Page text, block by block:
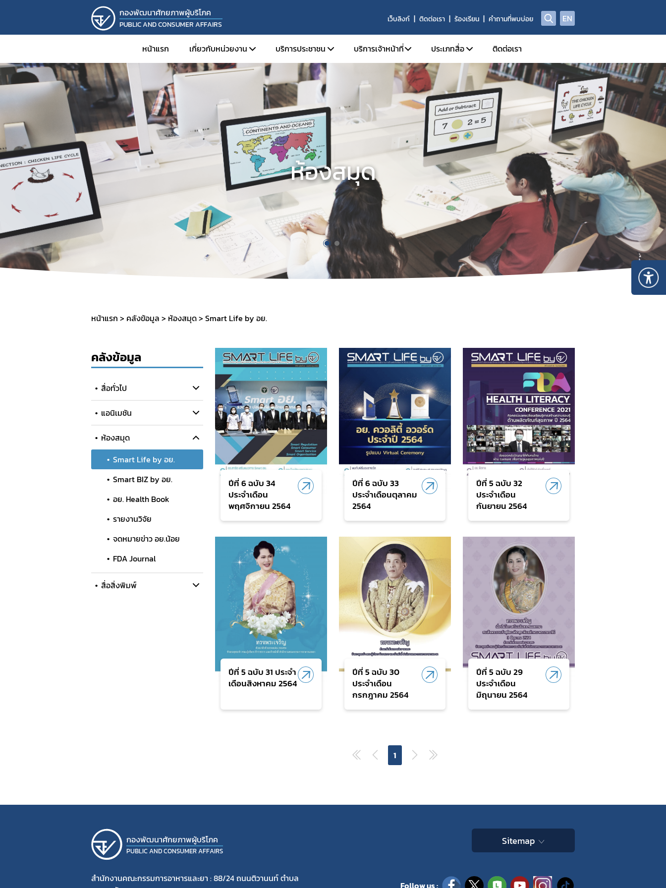
กองพัฒนาศักยภาพผู้บริโภค
PUBLIC AND CONSUMER AFFAIRS
เว็บลิงก์ ติดต่อเรา ร้องเรียน คำถามที่พบบ่อย EN
หน้าแรก เกี่ยวกับหน่วยงาน
วิสัยทัศน์ พันธกิจ และหน้าที่ความรับผิดชอบ
โครงสร้าง
บุคลากร
รายงานประจำปี
งานวิจัย
โครงการที่เกี่ยวข้อง
กิจกรรม
SOP
บริการประชาชน
ตรวจสอบผลิตภัณฑ์
คำถามที่พบบ่อย (FAQs)
ร้องเรียน
บริการเจ้าหน้าที่
SKYNET
รายงานการวิเคราะห์ข่าวประจำวัน
รายงานผลการดำเนินงานด้านข่าวประจำสัปดาห์
รายงานผลการดำเนินงานด้านข่าวประจำเดือน
จองห้องประชุมห้องอบรม
ประเภทสื่อ
ข่าวแจก
อินโฟกราฟิก
Check Sure Share
ผลิตภัณฑ์ผิดกฎหมาย
แอนิเมชัน
ติดต่อเรา
ห้องสมุด
หน้าแรก คลังข้อมูล ห้องสมุด Smart Life by อย.
คลังข้อมูล
สื่อทั่วไป
แอนิเมชัน
ห้องสมุด
Smart Life by อย.
Smart BIZ by อย.
อย. Health Book
รายงานวิจัย
จดหมายข่าว อย.น้อย
FDA Journal
สื่อสิ่งพิมพ์
ปีที่ 6 ฉบับ 34
ประจำเดือน
พฤศจิกายน 2564
ปีที่ 6 ฉบับ 33
ประจำเดือนตุลาคม
2564
ปีที่ 5 ฉบับ 32
ประจำเดือน
กันยายน 2564
ปีที่ 5 ฉบับ 31 ประจำ
เดือนสิงหาคม 2564
ปีที่ 5 ฉบับ 30
ประจำเดือน
กรกฎาคม 2564
ปีที่ 5 ฉบับ 29
ประจำเดือน
มิถุนายน 2564
1
กองพัฒนาศักยภาพผู้บริโภค
PUBLIC AND CONSUMER AFFAIRS
สำนักงานคณะกรรมการอาหารและยา : 88/24 ถนนติวานนท์ ตำบล
Sitemap